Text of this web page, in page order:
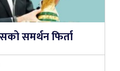
समर्थन फिर्ता